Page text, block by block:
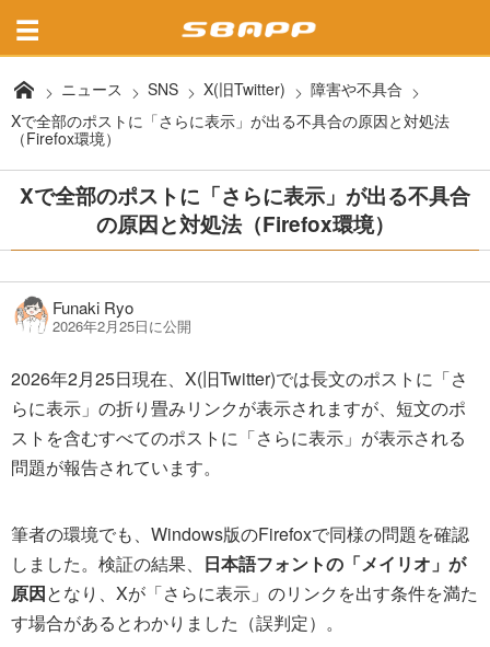
ニュース SNS X(旧Twitter)
障害や不具合
Xで全部のポストに「さらに表示」が出る不具合の原因と対処法
（Firefox環境）
Xで全部のポストに「さらに表示」が出る不具合
の原因と対処法（Firefox環境）
Funaki Ryo
2026年2月25日に公開
2026年2月25日現在、X(旧Twitter)では長文のポストに「さ
らに表示」の折り畳みリンクが表示されますが、短文のポ
ストを含むすべてのポストに「さらに表示」が表示される
問題が報告されています。
筆者の環境でも、Windows版のFirefoxで同様の問題を確認
しました。検証の結果、 日本語フォントの「メイリオ」が
原因となり、Xが「さらに表示」のリンクを出す条件を満た
す場合があるとわかりました（誤判定）。